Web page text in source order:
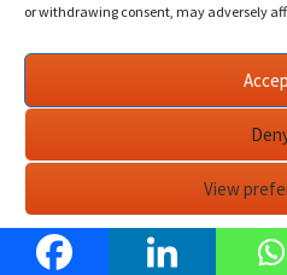
or withdrawing consent, may adversely
View
Politique des cookies